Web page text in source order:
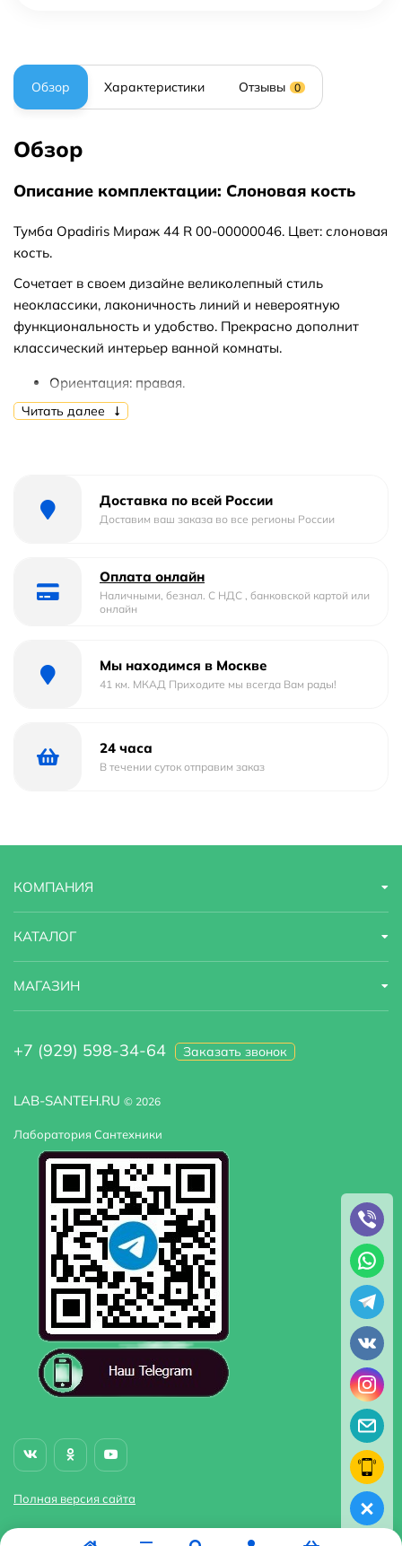
Обзор Характеристики Отзывы 0
Обзор
Описание комплектации: Слоновая кость
Тумба Opadiris Мираж 44 R 00-00000046. Цвет: слоновая
кость.
Сочетает в своем дизайне великолепный стиль
неоклассики, лаконичность линий и невероятную
функциональность и удобство. Прекрасно дополнит
классический интерьер ванной комнаты.
Ориентация: правая.
Материал фасада/корпуса: массив бука с
филенкой МДФ+шпон/ЛДСП+шпон.
стекла.
В комплекте поставки: тумба.
Читать далее
Доставка по всей России
Доставим ваш заказа во все регионы России
Оплата онлайн
Наличными, безнал. С НДС , банковской картой или
онлайн
Мы находимся в Москве
41 км. МКАД Приходите мы всегда Вам рады!
24 часа
В течении суток отправим заказ
LAB-SANTEH.RU © 2026
Лаборатория Сантехники
Полная версия сайта
КОМПАНИЯ
КАТАЛОГ
МАГАЗИН
+7 (929) 598-34-64 Заказать звонок